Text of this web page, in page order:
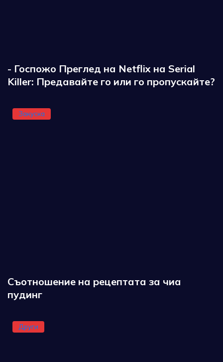
- Госпожо Преглед на Netflix на Serial
Killer: Предавайте го или го пропускайте?
Закуска
Съотношение на рецептата за чиа
пудинг
Други